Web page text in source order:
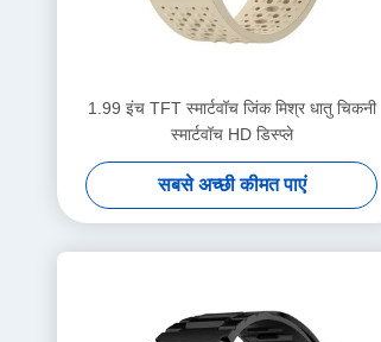
1.99 इंच TFT स्मार्टवॉच जिंक मिश्र धातु चिकनी
स्मार्टवॉच HD डिस्प्ले
सबसे अच्छी कीमत पाएं